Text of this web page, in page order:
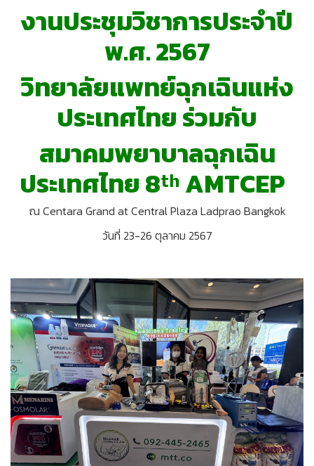
งานประชุมวิชาการประจำปี
พ.ศ. 2567
วิทยาลัยแพทย์ฉุกเฉินแห่ง
ประเทศไทย ร่วมกับ
สมาคมพยาบาลฉุกเฉิน
ประเทศไทย 8ᵗʰ AMTCEP
ณ Centara Grand at Central Plaza Ladprao Bangkok
วันที่ 23-26 ตุลาคม 2567